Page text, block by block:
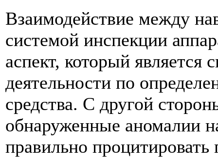
Взаимодействие между
системой инспекции
аспект, который является
деятельности по
средства. С другой
обнаруженные аномалии
правильно